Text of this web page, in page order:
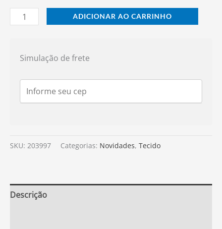
ADICIONAR AO CARRINHO
Simulação de frete
SKU: 203997 Categorias: Novidades, Tecido
Descrição